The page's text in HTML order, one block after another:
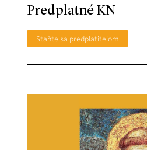
Predplatné KN
Staňte sa predplatiteľom